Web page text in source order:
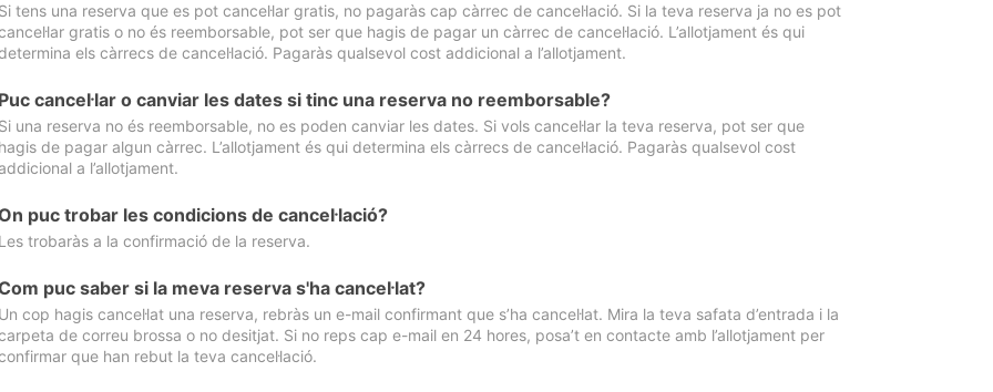
tens una reserva que es pot cancel·lar gratis, no pagaràs cap càrrec de cancel·lació. Si la teva reserva ja no es pot
gratis o no és reemborsable, pot ser que hagis de pagar un càrrec de cancel·lació. L’allotjament és qui
els càrrecs de cancel·lació. Pagaràs qualsevol cost addicional a l’allotjament.
cancel·lar o canviar les dates si tinc una reserva no reemborsable?
una reserva no és reemborsable, no es poden canviar les dates. Si vols cancel·lar la teva reserva, pot ser que
de pagar algun càrrec. L’allotjament és qui determina els càrrecs de cancel·lació. Pagaràs qualsevol cost
a l’allotjament.
puc trobar les condicions de cancel·lació?
trobaràs a la confirmació de la reserva.
puc saber si la meva reserva s'ha cancel·lat?
cop hagis cancel·lat una reserva, rebràs un e-mail confirmant que s’ha cancel·lat. Mira la teva safata d’entrada i la
de correu brossa o no desitjat. Si no reps cap e-mail en 24 hores, posa’t en contacte amb l’allotjament per
que han rebut la teva cancel·lació.